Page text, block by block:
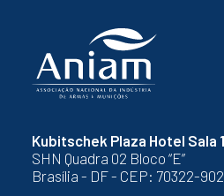
Kubitschek Plaza Hotel Sala
SHN Quadra 02 Bloco “E”
Brasília - DF - CEP: 70322-902